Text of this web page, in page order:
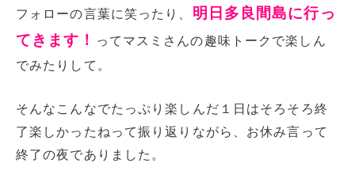
フォローの言葉に笑ったり、 明日多良間島に行っ
てきます！
ってマスミさんの趣味トークで楽しん
でみたりして。
そんなこんなでたっぷり楽しんだ１日はそろそろ終
了楽しかったねって振り返りながら、お休み言って
終了の夜でありました。